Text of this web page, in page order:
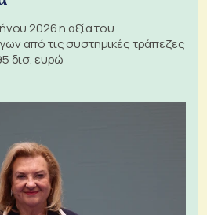
2026 η αξία του
από τις συστημικές τράπεζες
δισ. ευρώ